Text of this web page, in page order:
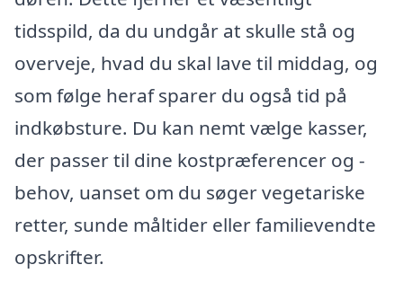
tidsspild, da du undgår at skulle stå og
overveje, hvad du skal lave til middag, og
som følge heraf sparer du også tid på
indkøbsture. Du kan nemt vælge kasser,
der passer til dine kostpræferencer og -
behov, uanset om du søger vegetariske
retter, sunde måltider eller familievendte
opskrifter.